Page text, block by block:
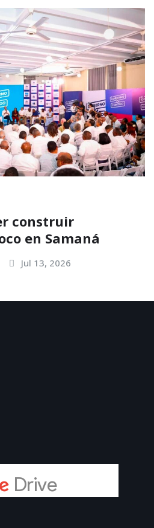
construir
en Samaná
Jul 13, 2026